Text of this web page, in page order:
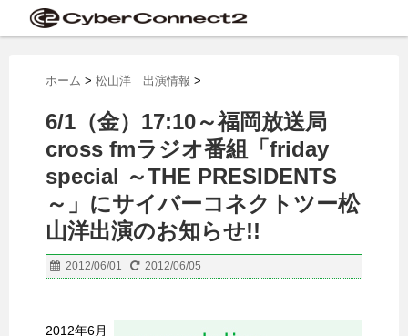
ホーム > 松山洋 出演情報 >
6/1（金）17:10～福岡放送局
cross fmラジオ番組「friday
special ～THE PRESIDENTS
～」にサイバーコネクトツー松
山洋出演のお知らせ!!
2012/06/01 2012/06/05
2012年6月